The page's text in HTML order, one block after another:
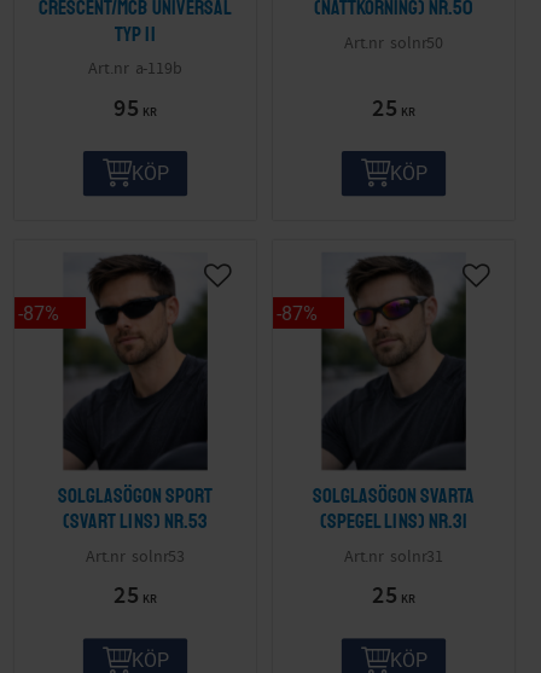
Crescent/MCB Universal
Typ II
a-119b
95 KR
KÖP
(nattkörning) nr.50
solnr50
25 KR
KÖP
Solglasögon sport
(svart lins) nr.53
solnr53
25 KR
87%
KÖP
Solglasögon svarta
(spegel lins) nr.31
solnr31
25 KR
87%
KÖP